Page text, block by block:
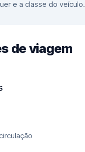
e a classe do veículo.
de viagem